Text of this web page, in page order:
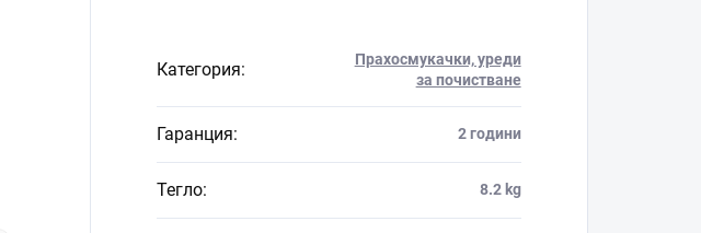
Категория:
Прахосмукачки, уреди
за почистване
Гаранция: 2 години
Тегло: 8.2 kg